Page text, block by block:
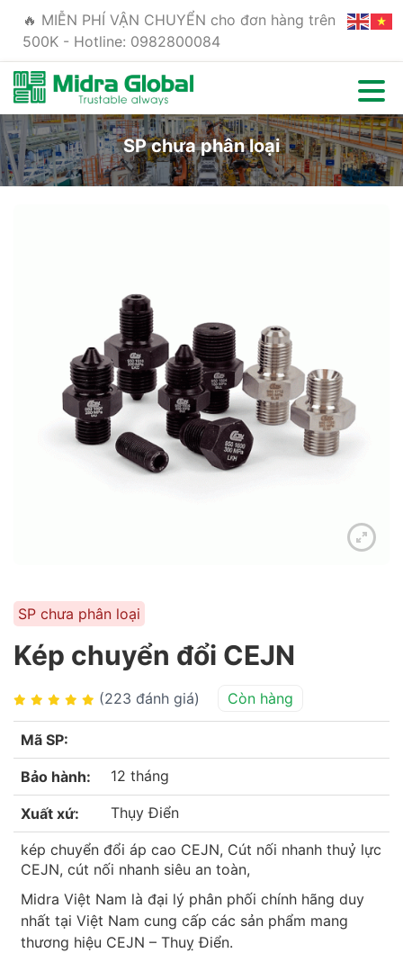
🔥 MIỄN PHÍ VẬN CHUYỂN cho đơn hàng trên
500K - Hotline: 0982800084
SP chưa phân loại
SP chưa phân loại
Kép chuyển đổi CEJN
(223 đánh giá) Còn hàng
Mã SP:
Bảo hành: 12 tháng
Xuất xứ: Thụy Điển
kép chuyển đổi áp cao CEJN, Cút nối nhanh thuỷ lực
CEJN, cút nối nhanh siêu an toàn,
Midra Việt Nam là đại lý phân phối chính hãng duy
nhất tại Việt Nam cung cấp các sản phẩm mang
thương hiệu CEJN – Thuỵ Điển.